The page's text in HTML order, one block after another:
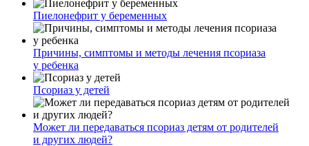
Пиелонефрит у беременных
Причины, симптомы и методы лечения псориаза
у ребенка
Псориаз у детей
Может ли передаваться псориаз детям от родителей
и других людей?